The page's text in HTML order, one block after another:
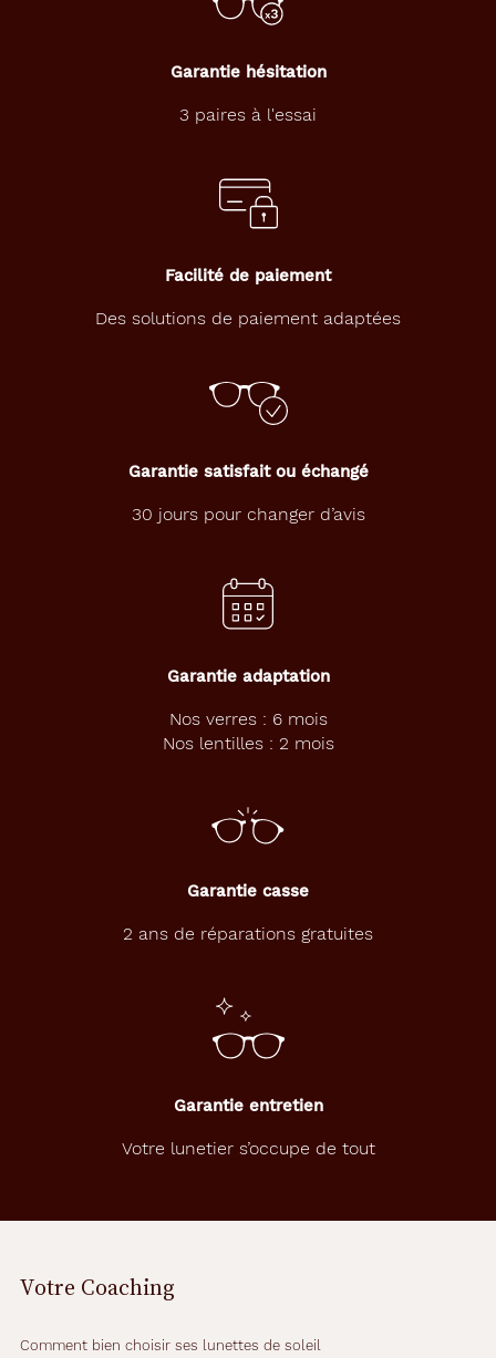
Garantie hésitation
3 paires à l'essai
Facilité de paiement
Des solutions de paiement adaptées
Garantie satisfait ou échangé
30 jours pour changer d’avis
Garantie adaptation
Nos verres : 6 mois
Nos lentilles : 2 mois
Garantie casse
2 ans de réparations gratuites
Garantie entretien
Votre lunetier s’occupe de tout
Votre Coaching
Comment bien choisir ses lunettes de soleil